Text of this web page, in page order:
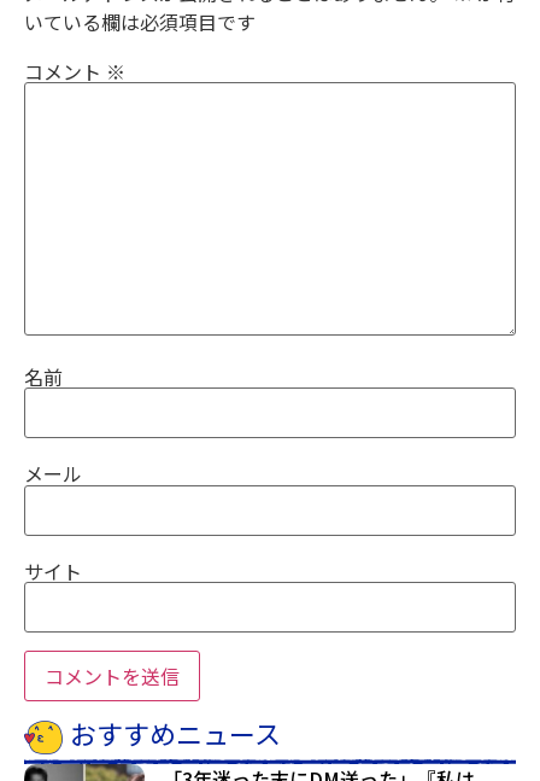
いている欄は必須項目です
コメント ※
名前
メール
サイト
おすすめニュース